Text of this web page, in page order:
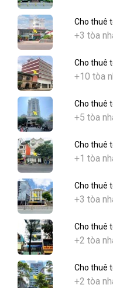
Cho thuê
+3 tòa
Cho thuê
+10 tòa
Cho thuê
+5 tòa
Cho thuê
+1 tòa
Cho thuê
+3 tòa
Cho thuê
+2 tòa
Cho thuê
+2 tòa